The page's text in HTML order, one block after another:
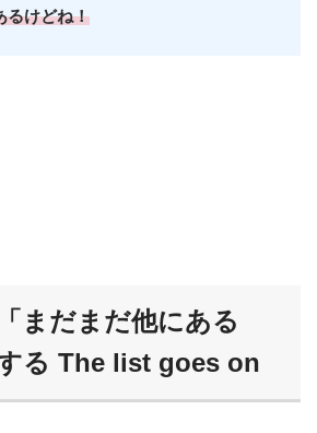
るけどね！
まだまだ他にある
る The list goes on